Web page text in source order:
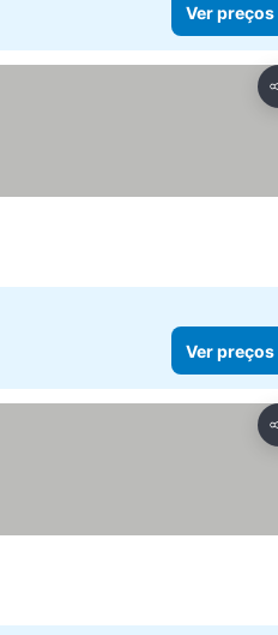
Ver preços
Ver preços